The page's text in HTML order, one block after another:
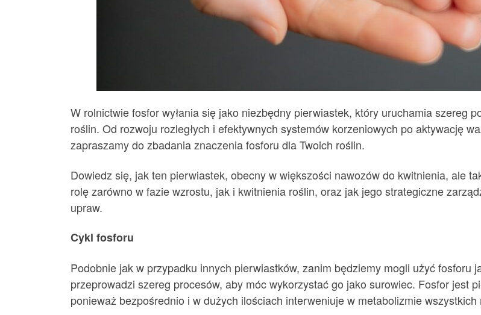
W rolnictwie fosfor wyłania się jako niezbędny pierwiastek, który uruchamia szereg
roślin. Od rozwoju rozległych i efektywnych systemów korzeniowych po aktywację
zapraszamy do zbadania znaczenia fosforu dla Twoich roślin.
Dowiedz się, jak ten pierwiastek, obecny w większości nawozów do kwitnienia, ale
rolę zarówno w fazie wzrostu, jak i kwitnienia roślin, oraz jak jego strategiczne
upraw.
Cykl fosforu
Podobnie jak w przypadku innych pierwiastków, zanim będziemy mogli użyć fosforu
przeprowadzi szereg procesów, aby móc wykorzystać go jako surowiec. Fosfor jest
ponieważ bezpośrednio i w dużych ilościach interweniuje w metabolizmie wszystkich